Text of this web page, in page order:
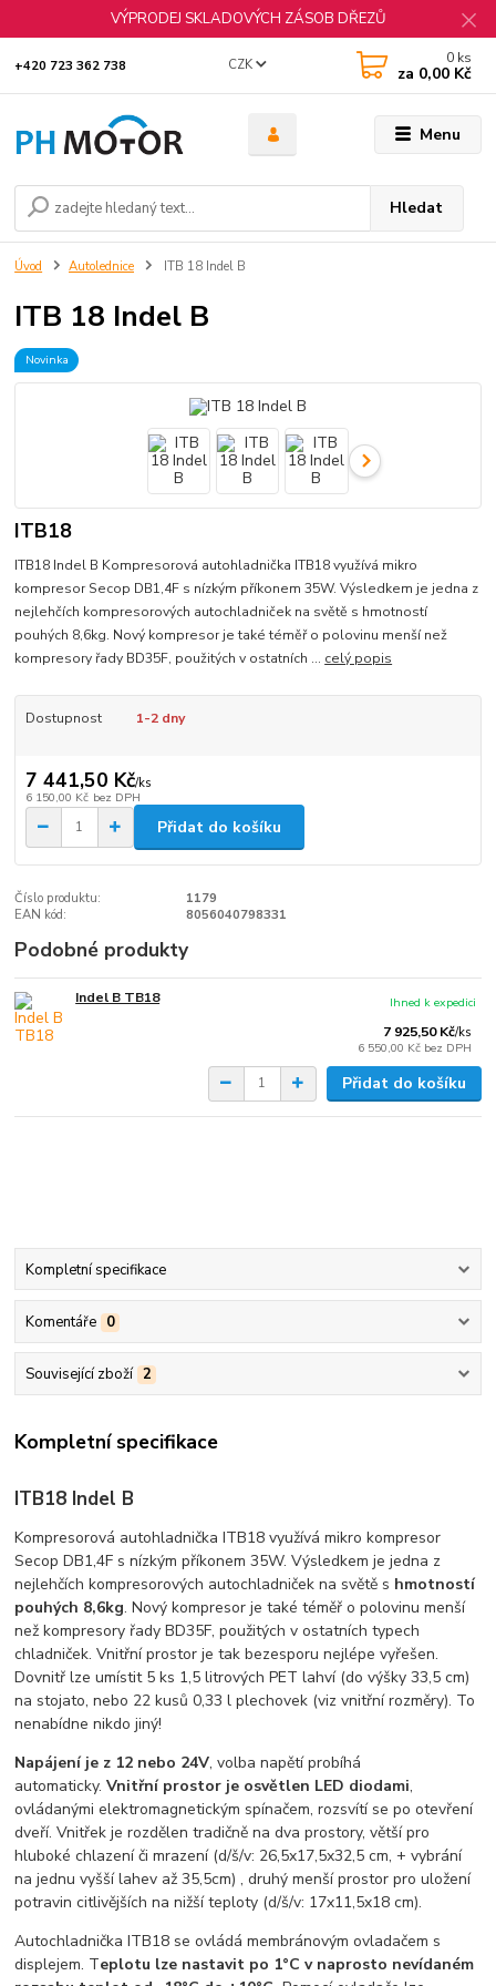
VÝPRODEJ SKLADOVÝCH ZÁSOB DŘEZŮ
Menu
CZK
Hledat
+420 723 362 738 0 ks
za 0,00 Kč
Úvod Autolednice ITB 18 Indel B
ITB 18 Indel B
Novinka
ITB18
ITB18 Indel B Kompresorová autohladnička ITB18 využívá mikro
kompresor Secop DB1,4F s nízkým příkonem 35W. Výsledkem je jedna z
nejlehčích kompresorových autochladniček na světě s hmotností
pouhých 8,6kg. Nový kompresor je také téměř o polovinu menší než
kompresory řady BD35F, použitých v ostatních ... celý popis
Dostupnost 1-2 dny
7 441,50 Kč/ks
6 150,00 Kč bez DPH
Přidat do košíku
Číslo produktu:
1179
EAN kód:
8056040798331
Podobné produkty
Indel B TB18
7 925,50 Kč/ks
6 550,00 Kč bez DPH
Ihned k expedici
Přidat do košíku
Kompletní specifikace
Komentáře 0
Související zboží 2
Kompletní specifikace
ITB18 Indel B
Kompresorová autohladnička ITB18 využívá mikro kompresor
Secop DB1,4F s nízkým příkonem 35W. Výsledkem je jedna z
nejlehčích kompresorových autochladniček na světě s hmotností
pouhých 8,6kg. Nový kompresor je také téměř o polovinu menší
než kompresory řady BD35F, použitých v ostatních typech
chladniček. Vnitřní prostor je tak bezesporu nejlépe vyřešen.
Dovnitř lze umístit 5 ks 1,5 litrových PET lahví (do výšky 33,5 cm)
na stojato, nebo 22 kusů 0,33 l plechovek (viz vnitřní rozměry). To
nenabídne nikdo jiný!
Napájení je z 12 nebo 24V, volba napětí probíhá
automaticky.Vnitřní prostor je osvětlen LED diodami,
ovládanými elektromagnetickým spínačem, rozsvítí se po otevření
dveří. Vnitřek je rozdělen tradičně na dva prostory, větší pro
hluboké chlazení či mrazení (d/š/v: 26,5x17,5x32,5 cm, + vybrání
na jednu vyšší lahev až 35,5cm) , druhý menší prostor pro uložení
potravin citlivějších na nižší teploty (d/š/v: 17x11,5x18 cm).
Autochladnička ITB18 se ovládá membránovým ovladačem s
displejem. Teplotu lze nastavit po 1°C v naprosto nevídaném